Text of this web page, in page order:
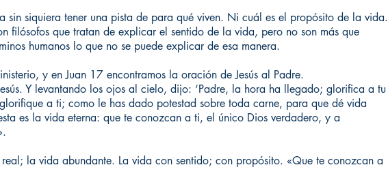
sin siquiera tener una pista de para qué viven. Ni cuál es el propósito de la vida.
filósofos que tratan de explicar el sentido de la vida, pero no son más que
humanos lo que no se puede explicar de esa manera.
y en Juan 17 encontramos la oración de Jesús al Padre.
Y levantando los ojos al cielo, dijo: ‘Padre, la hora ha llegado; glorifica a tu
a ti; como le has dado potestad sobre toda carne, para que dé vida
es la vida eterna: que te conozcan a ti, el único Dios verdadero, y a
la vida abundante. La vida con sentido; con propósito. «Que te conozcan a